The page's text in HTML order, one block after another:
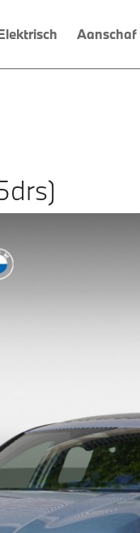
Aanschaf